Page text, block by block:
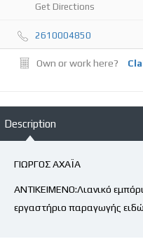
Get Directions
2610004850
Own or work here?
Description
ΓΙΩΡΓΟΣ ΑΧΑΪΑ
ΑΝΤΙΚΕΙΜΕΝΟ:Λιανικό
εργαστήριο παραγωγής